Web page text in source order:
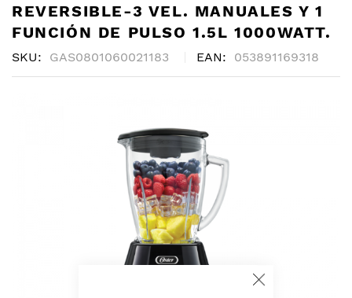
Close
REVERSIBLE-3 VEL. MANUALES Y 1
FUNCIÓN DE PULSO 1.5L 1000WATT.
SKU GAS0801060021183 EAN 053891169318